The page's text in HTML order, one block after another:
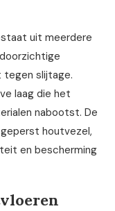
uit meerdere
tegen slijtage.
laag die het
nabootst. De
houtvezel,
en bescherming